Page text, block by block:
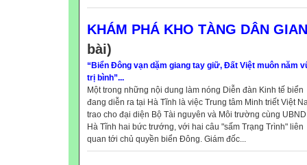
KHÁM PHÁ KHO TÀNG DÂN GIAN
bài)
“Biển Đông vạn dặm giang tay giữ, Đất Việt muôn năm
trị bình”...
Một trong những nội dung làm nóng Diễn đàn Kinh tế biển
đang diễn ra tại Hà Tĩnh là việc Trung tâm Minh triết Việt
trao cho đại diện Bộ Tài nguyên và Môi trường cùng
Hà Tĩnh hai bức trướng, với hai câu "sấm Trạng Trình" liên
quan tới chủ quyền biển Đông. Giám đốc...